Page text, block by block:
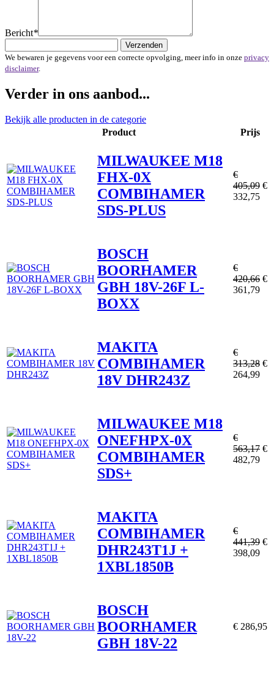
Bericht*
Verzenden
We bewaren je gegevens voor een correcte opvolging, meer info in onze privacy
disclaimer.
Verder in ons aanbod...
Bekijk alle producten in de categorie
Product
Prijs
MILWAUKEE M18
FHX-0X
COMBIHAMER
SDS-PLUS
€
405,09 €
332,75
BOSCH
BOORHAMER
GBH 18V-26F L-
BOXX
€
420,66 €
361,79
MAKITA
COMBIHAMER
18V DHR243Z
€
313,28 €
264,99
MILWAUKEE M18
ONEFHPX-0X
COMBIHAMER
SDS+
€
563,17 €
482,79
MAKITA
COMBIHAMER
DHR243T1J +
1XBL1850B
€
441,39 €
398,09
BOSCH
BOORHAMER
GBH 18V-22
€ 286,95